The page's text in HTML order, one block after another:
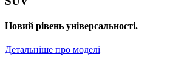
Новий рівень універсальності.
Детальніше про моделі